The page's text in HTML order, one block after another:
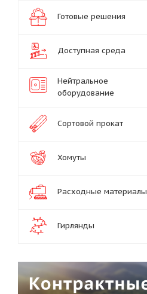
Готовые решения
Доступная среда
Нейтральное
оборудование
Сортовой прокат
Хомуты
Расходные материалы
Гирлянды